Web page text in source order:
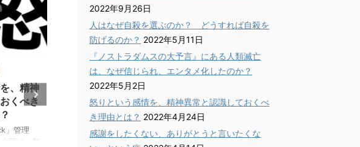
、精神
くべき
」管理
回は、怒
感謝をしたくない、あり
がとうと言いたくない、
という病
「軽やかに♪ 心click」管理
人、小池義孝です。今回は、近
も、楽しむ方が優秀に。
潜在能力は、楽しんで発
揮する。」に雑談動画を
追加しました。
2022年9月26日
人はなぜ自殺を選ぶのか？ どうすれば自殺を
防げるのか？ 2022年5月11日
『ノストラダムスの大予言』にある人類滅亡
は、なぜ信じられ、エンタメ化したのか？
2022年5月2日
怒りという感情を、精神異常と認識しておくべ
き理由とは？ 2022年4月24日
感謝をしたくない、ありがとうと言いたくな